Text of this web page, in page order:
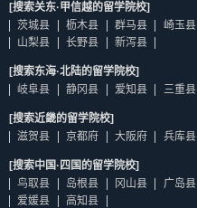
[搜索关东·甲信越的留学院校]
茨城县
枥木县 群马县 崎玉县
山梨县
长野县 新泻县
[搜索东海·北陆的留学院校]
岐阜县
静冈县 爱知县 三重县
[搜索近畿的留学院校]
滋贺县
京都府 大阪府 兵库县
[搜索中国·四国的留学院校]
鸟取县
岛根县 冈山县 广岛县
爱媛县
高知县